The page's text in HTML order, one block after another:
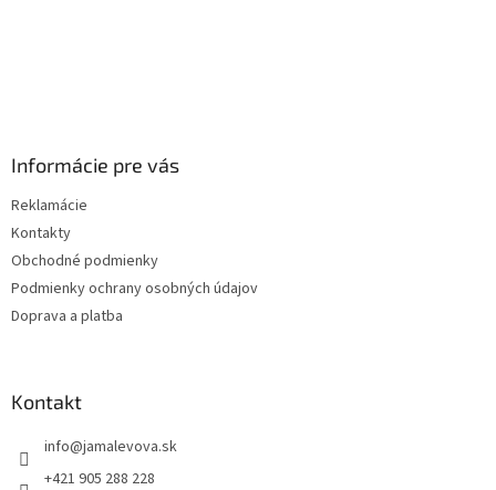
Informácie pre vás
Reklamácie
Kontakty
Obchodné podmienky
Podmienky ochrany osobných údajov
Doprava a platba
Kontakt
info@jamalevova.sk
+421 905 288 228